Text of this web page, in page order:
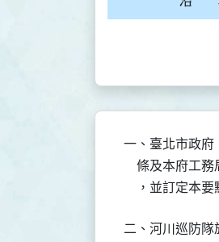
一、臺北市政府
條及本府工
，並訂定本要
二、河川巡防隊